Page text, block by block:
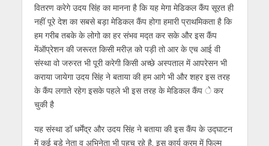
वितरण करेगे उदय सिंह का मानना है कि यह मेगा मेडिकल कैंप सूरत ही
नहीं पूरे देश का सबसे बड़ा मेडिकल कैंप होगा हमारी प्राथमिकता है कि
हम गरीब तबके के लोगो का हर संभव मद्त कर सके और इस कैंप
मेंऑप्रेशन की जरूरत किसी मरीज़ को पड़ी तो आर के एच आई वी
संस्था वो जरुरत भी पूरी करेगी किसी अच्छे अस्पताल में आपरेसन भी
कराया जायेगा उदय सिंह ने बताया की हम आगे भी और शहर इस तरह
के कैंप लगाते रहेग इसके पहले भी इस तरह के मेडिकल कैंप े कर
चुकी है
यह संस्था डॉ धर्मेंद्र और उदय सिंह ने बताया की इस कैंप के उद्घाटन
में कई बड़े नेता व अभिनेता भी पहुच रहे है. इस कार्य क्रम में फिल्म